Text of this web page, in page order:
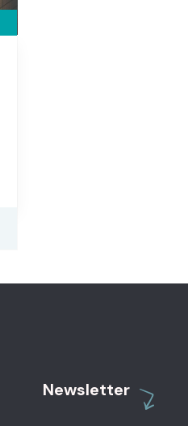
Newsletter